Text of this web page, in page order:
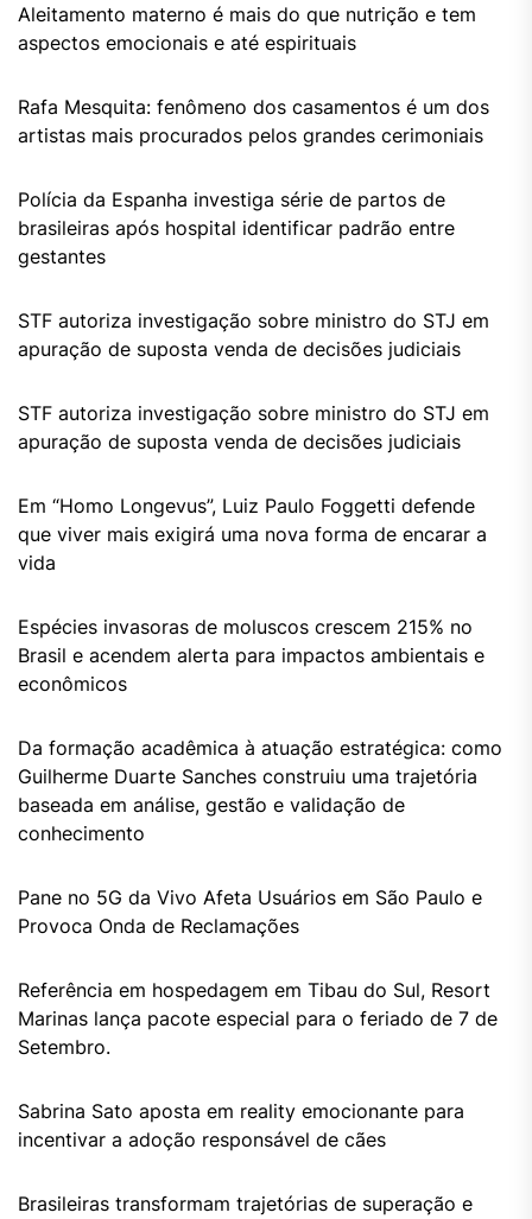
Aleitamento materno é mais do que nutrição e tem
aspectos emocionais e até espirituais
Rafa Mesquita: fenômeno dos casamentos é um dos
artistas mais procurados pelos grandes cerimoniais
Polícia da Espanha investiga série de partos de
brasileiras após hospital identificar padrão entre
gestantes
STF autoriza investigação sobre ministro do STJ em
apuração de suposta venda de decisões judiciais
STF autoriza investigação sobre ministro do STJ em
apuração de suposta venda de decisões judiciais
Em “Homo Longevus”, Luiz Paulo Foggetti defende
que viver mais exigirá uma nova forma de encarar a
vida
Espécies invasoras de moluscos crescem 215% no
Brasil e acendem alerta para impactos ambientais e
econômicos
Da formação acadêmica à atuação estratégica: como
Guilherme Duarte Sanches construiu uma trajetória
baseada em análise, gestão e validação de
conhecimento
Pane no 5G da Vivo Afeta Usuários em São Paulo e
Provoca Onda de Reclamações
Referência em hospedagem em Tibau do Sul, Resort
Marinas lança pacote especial para o feriado de 7 de
Setembro.
Sabrina Sato aposta em reality emocionante para
incentivar a adoção responsável de cães
Brasileiras transformam trajetórias de superação e